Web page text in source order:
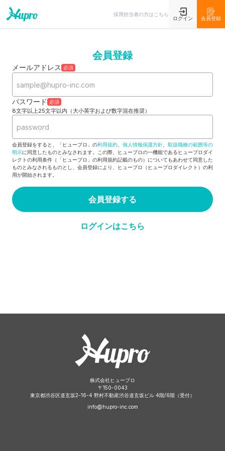
採用担当者の方はこちら
ログイン 会員登録
会員登録
メールアドレス 必須
パスワード 必須
8文字以上25文字以内（大小英字および数字混在推奨）
会員登録をすると、「ヒュープロ」の利用規約 個人情報保護方針
取扱職種の範囲等の
明示に同意したものとみなされます。この際、ヒュープロの一機能であるヒュープロダイ
レクトの利用条件（「ヒュープロ」の利用規約記載のもの）についてもあわせて同意した
ものとみなされるものとし、会員登録により、ヒュープロ（ヒュープロダイレクト）の利
用が開始されます。
会員登録する
ログインはこちら
株式会社ヒュープロ
〒 150-0043
東京都渋谷区道玄坂2-16-4 野村不動産渋谷道玄坂ビル 4階/6階（受付）
info@hupro-inc.com